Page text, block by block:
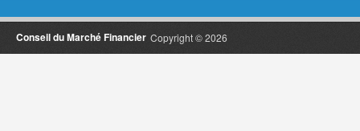
Copyright © 2026
Conseil du Marché Financier